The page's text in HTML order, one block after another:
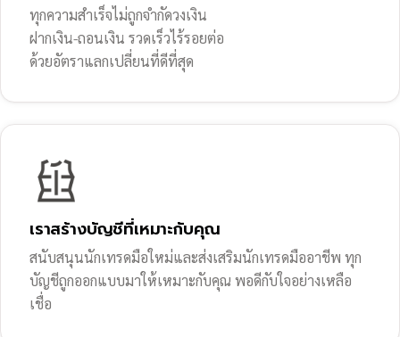
ทุกความสำเร็จไม่ถูกจำกัดวงเงิน
ฝากเงิน-ถอนเงิน รวดเร็วไร้รอยต่อ
ด้วยอัตราแลกเปลี่ยนที่ดีที่สุด
เราสร้างบัญชีที่เหมาะกับคุณ
สนับสนุนนักเทรดมือใหม่และส่งเสริมนักเทรดมืออาชีพ ทุก
บัญชีถูกออกแบบมาให้เหมาะกับคุณ พอดีกับใจอย่างเหลือ
เชื่อ